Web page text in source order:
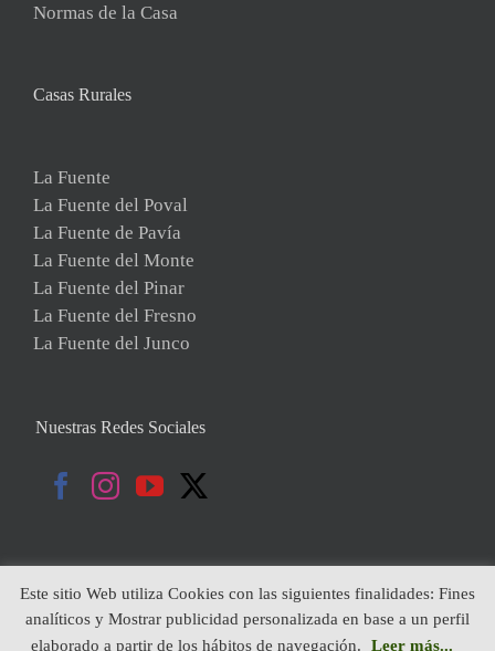
Normas de la Casa
Casas Rurales
La Fuente
La Fuente del Poval
La Fuente de Pavía
La Fuente del Monte
La Fuente del Pinar
La Fuente del Fresno
La Fuente del Junco
Nuestras Redes Sociales
Copyright 2019 | Todos Los Derechos Reservados | Diseñado por:
Este sitio Web utiliza Cookies con las siguientes finalidades: Fines
analíticos y Mostrar publicidad personalizada en base a un perfil
elaborado a partir de los hábitos de navegación.
Leer más...